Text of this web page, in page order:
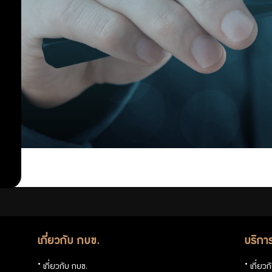
สำคัญ ประมาณ
กฎหมายที่
เกี่ยวข้อง
นโยบายการ
บริหารจัดการ
ข้อมูล
เกี่ยวกับ กบข.
เกี่ยวกับ กบข.
บริกา
เกี่ยว